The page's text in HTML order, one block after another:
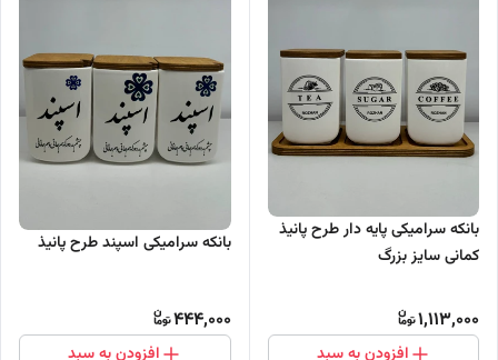
بانکه سرامیکی پایه دار طرح پانیذ
کمانی سایز بزرگ
1,113,000
افزودن به سبد
بانکه سرامیکی اسپند طرح پانیذ
444,000
افزودن به سبد